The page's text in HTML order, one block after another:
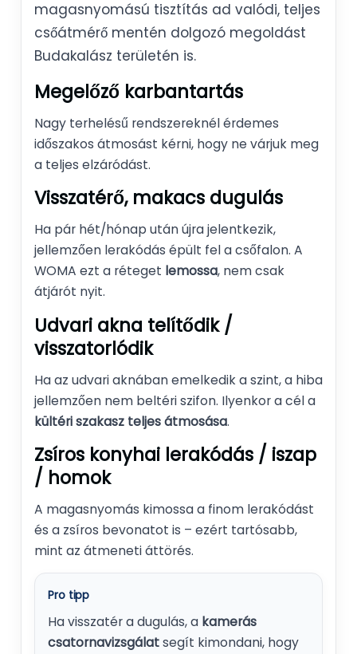
magasnyomású tisztítás ad valódi, teljes
csőátmérő mentén dolgozó megoldást
Budakalász területén is.
Megelőző karbantartás
Nagy terhelésű rendszereknél érdemes
időszakos átmosást kérni, hogy ne várjuk meg
a teljes elzáródást.
Visszatérő, makacs dugulás
Ha pár hét/hónap után újra jelentkezik,
jellemzően lerakódás épült fel a csőfalon. A
WOMA ezt a réteget lemossa, nem csak
átjárót nyit.
Udvari akna telítődik /
visszatorlódik
Ha az udvari aknában emelkedik a szint, a hiba
jellemzően nem beltéri szifon. Ilyenkor a cél a
kültéri szakasz teljes átmosása.
Zsíros konyhai lerakódás / iszap
/ homok
A magasnyomás kimossa a finom lerakódást
és a zsíros bevonatot is – ezért tartósabb,
mint az átmeneti áttörés.
Pro tipp
Ha visszatér a dugulás, a kamerás
csatornavizsgálatsegít kimondani, hogy